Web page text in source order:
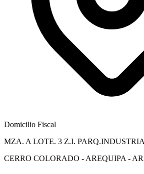
Domicilio Fiscal
MZA. A LOTE. 3 Z.I.
CERRO COLORADO - AREQUIPA -